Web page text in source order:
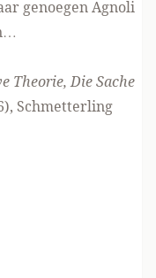
genoegen Agnoli
Theorie, Die Sache
Schmetterling